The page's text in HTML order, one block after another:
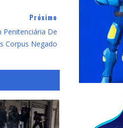
Próximo
Penitenciária De
Corpus Negado